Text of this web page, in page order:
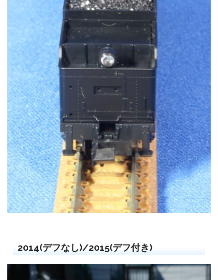
2014(デフなし)/2015(デフ付き)